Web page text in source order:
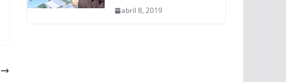
abril 8, 2019